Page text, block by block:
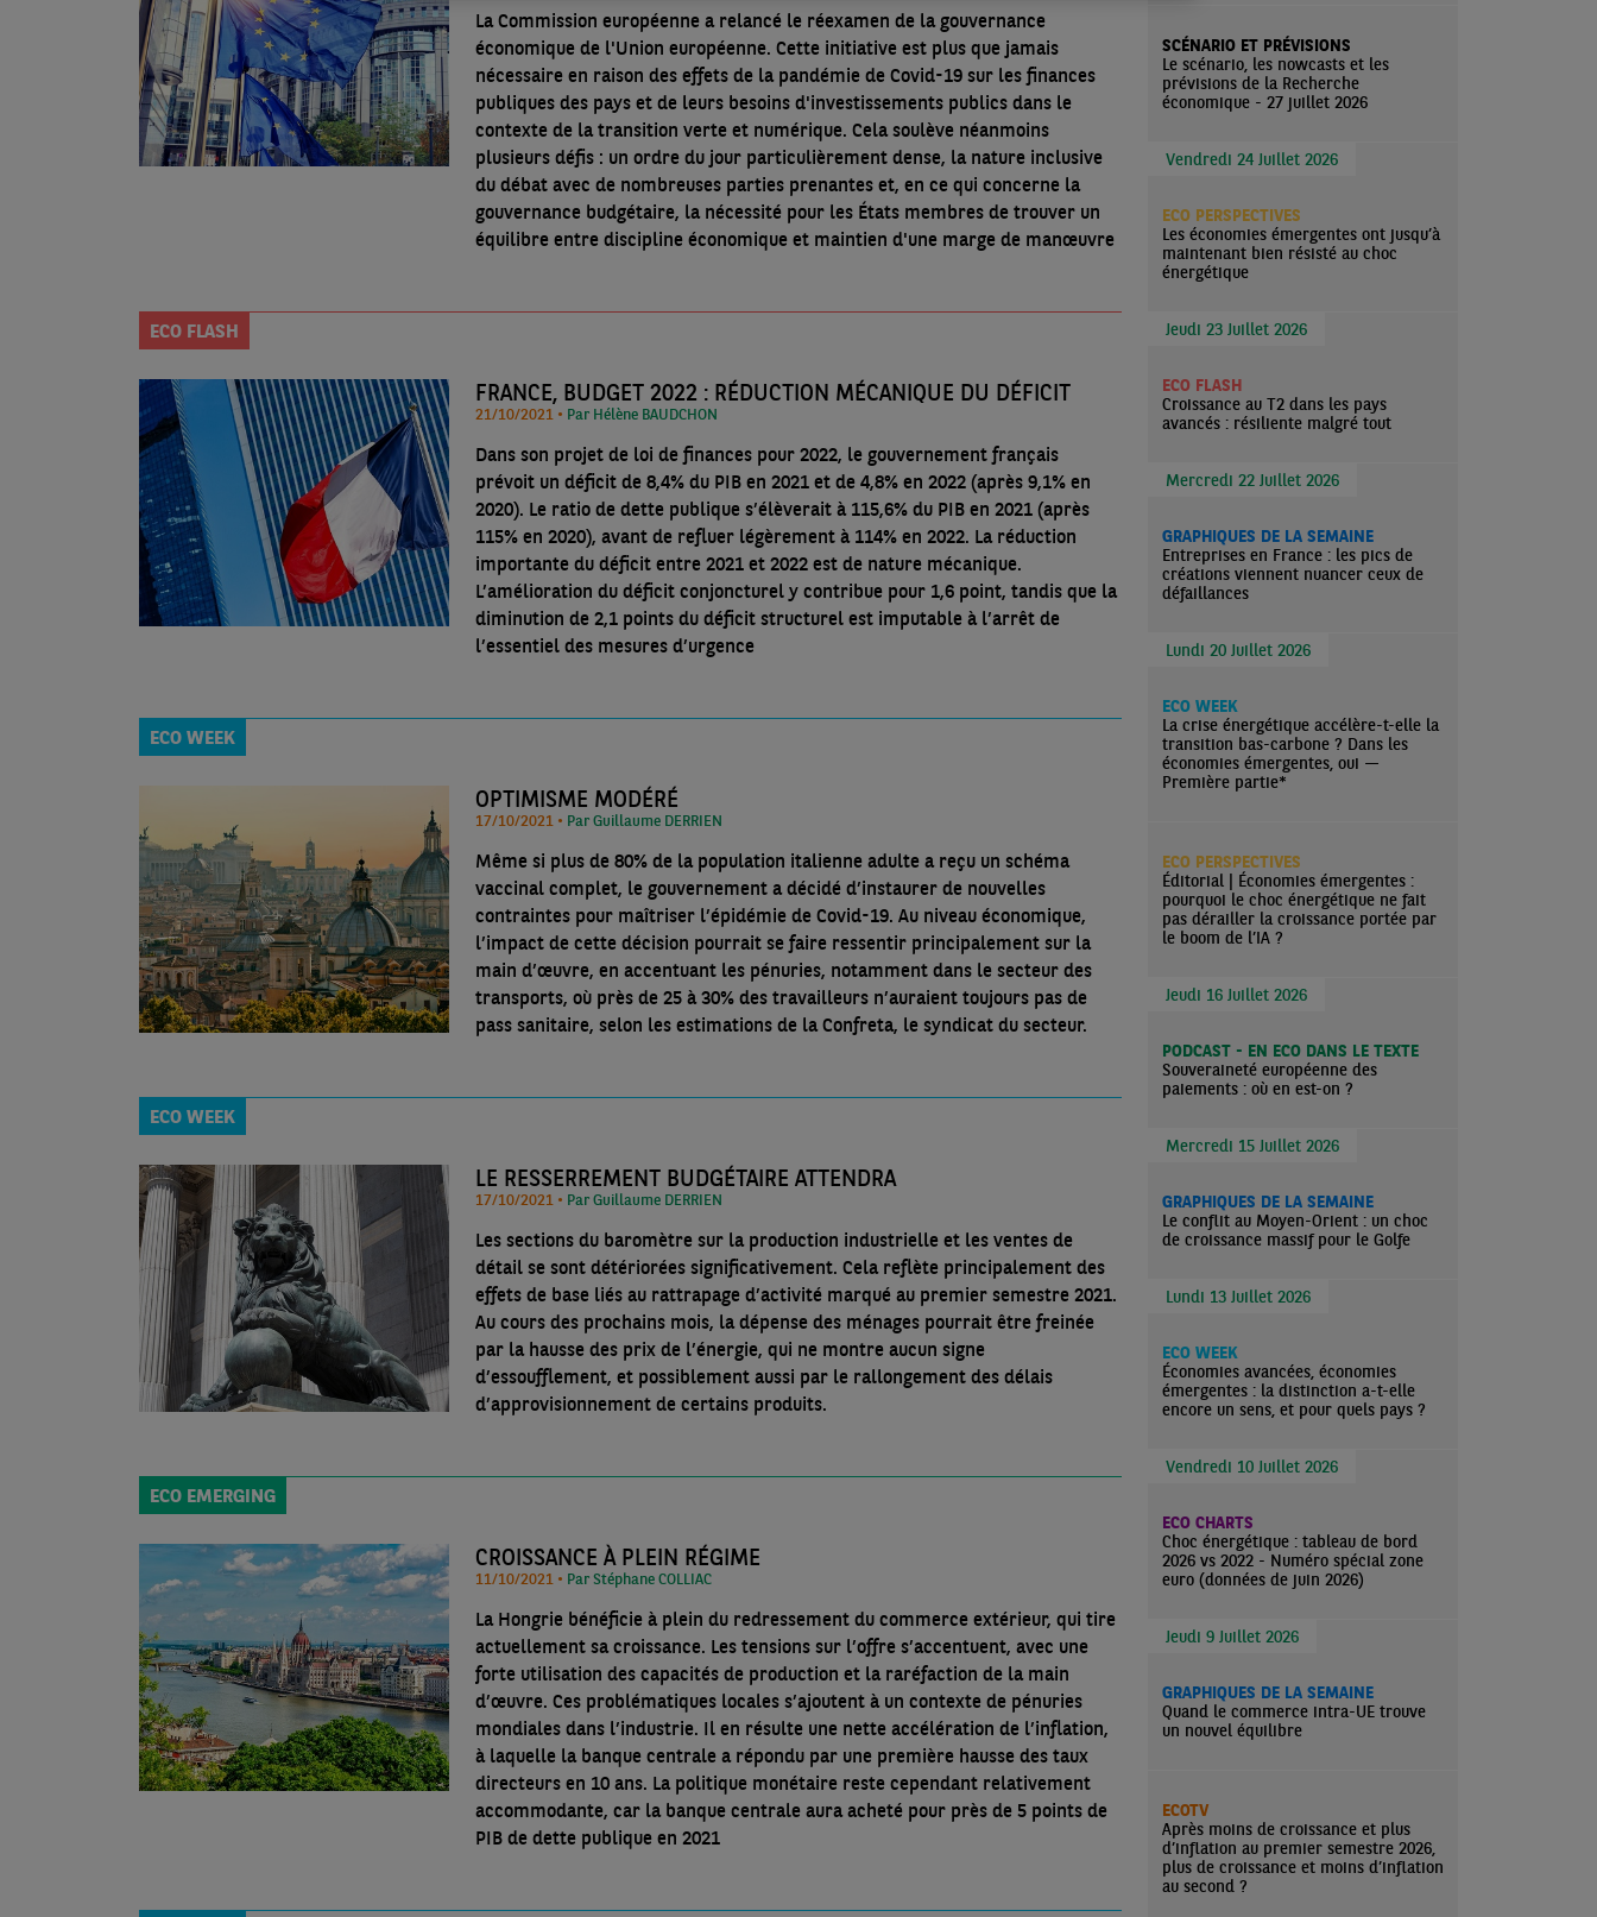
La Commission européenne a relancé le réexamen de la gouvernance
économique de l'Union européenne. Cette initiative est plus que jamais
nécessaire en raison des effets de la pandémie de Covid-19 sur les finances
publiques des pays et de leurs besoins d'investissements publics dans le
contexte de la transition verte et numérique. Cela soulève néanmoins
plusieurs défis : un ordre du jour particulièrement dense, la nature inclusive
du débat avec de nombreuses parties prenantes et, en ce qui concerne la
gouvernance budgétaire, la nécessité pour les États membres de trouver un
équilibre entre discipline économique et maintien d'une marge de manœuvre
ECO FLASH
FRANCE, BUDGET 2022 : RÉDUCTION MÉCANIQUE DU DÉFICIT
21/10/2021 • Par Hélène BAUDCHON
Dans son projet de loi de finances pour 2022, le gouvernement français
prévoit un déficit de 8,4% du PIB en 2021 et de 4,8% en 2022 (après 9,1% en
2020). Le ratio de dette publique s’élèverait à 115,6% du PIB en 2021 (après
115% en 2020), avant de refluer légèrement à 114% en 2022. La réduction
importante du déficit entre 2021 et 2022 est de nature mécanique.
L’amélioration du déficit conjoncturel y contribue pour 1,6 point, tandis que la
diminution de 2,1 points du déficit structurel est imputable à l’arrêt de
l’essentiel des mesures d’urgence
ECO WEEK
OPTIMISME MODÉRÉ
17/10/2021 • Par Guillaume DERRIEN
Même si plus de 80% de la population italienne adulte a reçu un schéma
vaccinal complet, le gouvernement a décidé d’instaurer de nouvelles
contraintes pour maîtriser l’épidémie de Covid-19. Au niveau économique,
l’impact de cette décision pourrait se faire ressentir principalement sur la
main d’œuvre, en accentuant les pénuries, notamment dans le secteur des
transports, où près de 25 à 30% des travailleurs n’auraient toujours pas de
pass sanitaire, selon les estimations de la Confreta, le syndicat du secteur.
ECO WEEK
LE RESSERREMENT BUDGÉTAIRE ATTENDRA
17/10/2021 • Par Guillaume DERRIEN
Les sections du baromètre sur la production industrielle et les ventes de
détail se sont détériorées significativement. Cela reflète principalement des
effets de base liés au rattrapage d’activité marqué au premier semestre 2021.
Au cours des prochains mois, la dépense des ménages pourrait être freinée
par la hausse des prix de l’énergie, qui ne montre aucun signe
d’essoufflement, et possiblement aussi par le rallongement des délais
d’approvisionnement de certains produits.
ECO EMERGING
CROISSANCE À PLEIN RÉGIME
11/10/2021 • Par Stéphane COLLIAC
La Hongrie bénéficie à plein du redressement du commerce extérieur, qui tire
actuellement sa croissance. Les tensions sur l’offre s’accentuent, avec une
forte utilisation des capacités de production et la raréfaction de la main
d’œuvre. Ces problématiques locales s’ajoutent à un contexte de pénuries
mondiales dans l’industrie. Il en résulte une nette accélération de l’inflation,
à laquelle la banque centrale a répondu par une première hausse des taux
directeurs en 10 ans. La politique monétaire reste cependant relativement
accommodante, car la banque centrale aura acheté pour près de 5 points de
PIB de dette publique en 2021
SCÉNARIO ET PRÉVISIONS
Le scénario, les nowcasts et les
prévisions de la Recherche
économique - 27 juillet 2026
Vendredi 24 Juillet 2026
ECO PERSPECTIVES
Les économies émergentes ont jusqu’à
maintenant bien résisté au choc
énergétique
Jeudi 23 Juillet 2026
ECO FLASH
Croissance au T2 dans les pays
avancés : résiliente malgré tout
Mercredi 22 Juillet 2026
GRAPHIQUES DE LA SEMAINE
Entreprises en France : les pics de
créations viennent nuancer ceux de
défaillances
Lundi 20 Juillet 2026
ECO WEEK
La crise énergétique accélère-t-elle la
transition bas-carbone ? Dans les
économies émergentes, oui —
Première partie*
ECO PERSPECTIVES
Éditorial | Économies émergentes :
pourquoi le choc énergétique ne fait
pas dérailler la croissance portée par
le boom de l’IA ?
Jeudi 16 Juillet 2026
PODCAST - EN ECO DANS LE TEXTE
Souveraineté européenne des
paiements : où en est-on ?
Mercredi 15 Juillet 2026
GRAPHIQUES DE LA SEMAINE
Le conflit au Moyen-Orient : un choc
de croissance massif pour le Golfe
Lundi 13 Juillet 2026
ECO WEEK
Économies avancées, économies
émergentes : la distinction a-t-elle
encore un sens, et pour quels pays ?
Vendredi 10 Juillet 2026
ECO CHARTS
Choc énergétique : tableau de bord
2026 vs 2022 - Numéro spécial zone
euro (données de juin 2026)
Jeudi 9 Juillet 2026
GRAPHIQUES DE LA SEMAINE
Quand le commerce intra-UE trouve
un nouvel équilibre
ECOTV
Après moins de croissance et plus
d’inflation au premier semestre 2026,
plus de croissance et moins d’inflation
au second ?